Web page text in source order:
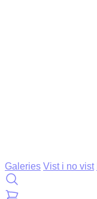
Galeries Vist i no vist